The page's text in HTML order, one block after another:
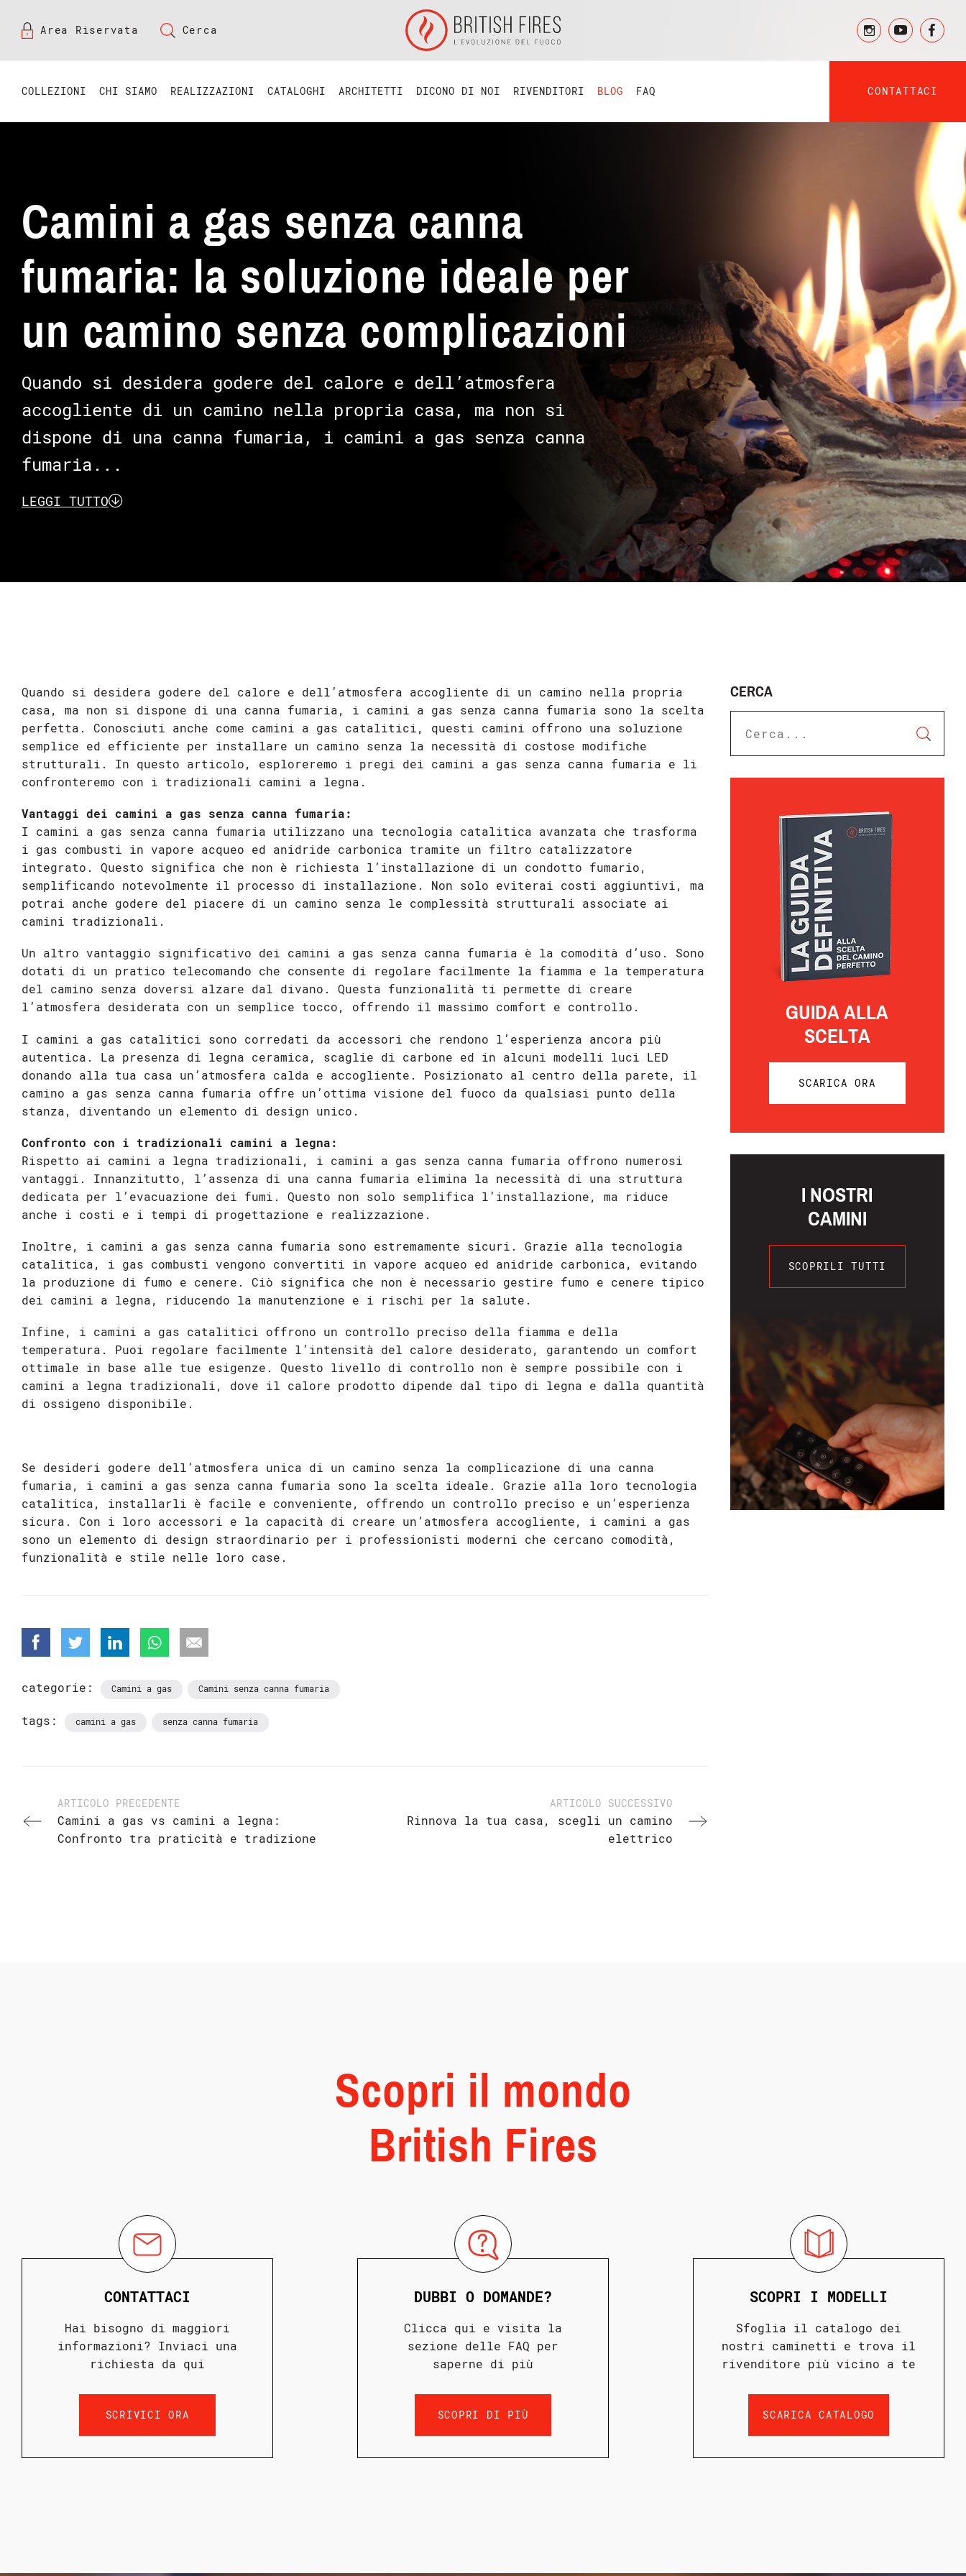
Area Riservata Cerca
COLLEZIONI CHI SIAMO REALIZZAZIONI CATALOGHI ARCHITETTI DICONO DI NOI RIVENDITORI BLOG FAQ CONTATTACI
Camini a gas senza canna
fumaria: la soluzione ideale per
un camino senza complicazioni
Quando si desidera godere del calore e dell’atmosfera
accogliente di un camino nella propria casa, ma non si
dispone di una canna fumaria, i camini a gas senza canna
fumaria...
LEGGI TUTTO
Quando si desidera godere del calore e dell’atmosfera accogliente di un camino nella propria
casa, ma non si dispone di una canna fumaria, i camini a gas senza canna fumaria sono la scelta
perfetta. Conosciuti anche come camini a gas catalitici, questi camini offrono una soluzione
semplice ed efficiente per installare un camino senza la necessità di costose modifiche
strutturali. In questo articolo, esploreremo i pregi dei camini a gas senza canna fumaria e li
confronteremo con i tradizionali camini a legna.
Vantaggi dei camini a gas senza canna fumaria:
I camini a gas senza canna fumaria utilizzano una tecnologia catalitica avanzata che trasforma
i gas combusti in vapore acqueo ed anidride carbonica tramite un filtro catalizzatore
integrato. Questo significa che non è richiesta l’installazione di un condotto fumario,
semplificando notevolmente il processo di installazione. Non solo eviterai costi aggiuntivi, ma
potrai anche godere del piacere di un camino senza le complessità strutturali associate ai
camini tradizionali.
Un altro vantaggio significativo dei camini a gas senza canna fumaria è la comodità d’uso. Sono
dotati di un pratico telecomando che consente di regolare facilmente la fiamma e la temperatura
del camino senza doversi alzare dal divano. Questa funzionalità ti permette di creare
l’atmosfera desiderata con un semplice tocco, offrendo il massimo comfort e controllo.
I camini a gas catalitici sono corredati da accessori che rendono l’esperienza ancora più
autentica. La presenza di legna ceramica, scaglie di carbone ed in alcuni modelli luci LED
donando alla tua casa un’atmosfera calda e accogliente. Posizionato al centro della parete, il
camino a gas senza canna fumaria offre un’ottima visione del fuoco da qualsiasi punto della
stanza, diventando un elemento di design unico.
Confronto con i tradizionali camini a legna:
Rispetto ai camini a legna tradizionali, i camini a gas senza canna fumaria offrono numerosi
vantaggi. Innanzitutto, l’assenza di una canna fumaria elimina la necessità di una struttura
dedicata per l’evacuazione dei fumi. Questo non solo semplifica l’installazione, ma riduce
anche i costi e i tempi di progettazione e realizzazione.
Inoltre, i camini a gas senza canna fumaria sono estremamente sicuri. Grazie alla tecnologia
catalitica, i gas combusti vengono convertiti in vapore acqueo ed anidride carbonica, evitando
la produzione di fumo e cenere. Ciò significa che non è necessario gestire fumo e cenere tipico
dei camini a legna, riducendo la manutenzione e i rischi per la salute.
Infine, i camini a gas catalitici offrono un controllo preciso della fiamma e della
temperatura. Puoi regolare facilmente l’intensità del calore desiderato, garantendo un comfort
ottimale in base alle tue esigenze. Questo livello di controllo non è sempre possibile con i
camini a legna tradizionali, dove il calore prodotto dipende dal tipo di legna e dalla quantità
di ossigeno disponibile.
Se desideri godere dell’atmosfera unica di un camino senza la complicazione di una canna
fumaria, i camini a gas senza canna fumaria sono la scelta ideale. Grazie alla loro tecnologia
catalitica, installarli è facile e conveniente, offrendo un controllo preciso e un’esperienza
sicura. Con i loro accessori e la capacità di creare un’atmosfera accogliente, i camini a gas
sono un elemento di design straordinario per i professionisti moderni che cercano comodità,
funzionalità e stile nelle loro case.
categorie: Camini a gas Camini senza canna fumaria
tags: camini a gas senza canna fumaria
ARTICOLO PRECEDENTE
Camini a gas vs camini a legna:
Confronto tra praticità e tradizione
ARTICOLO SUCCESSIVO
Rinnova la tua casa, scegli un camino
elettrico
CERCA
GUIDA ALLA
SCELTA
SCARICA ORA
I NOSTRI
CAMINI
SCOPRILI TUTTI
Scopri il mondo
British Fires
CONTATTACI
Hai bisogno di maggiori
informazioni? Inviaci una
richiesta da qui
SCRIVICI ORA
DUBBI O DOMANDE?
Clicca qui e visita la
sezione delle FAQ per
saperne di più
SCOPRI DI PIÙ
SCOPRI I MODELLI
Sfoglia il catalogo dei
nostri caminetti e trova il
rivenditore più vicino a te
SCARICA CATALOGO